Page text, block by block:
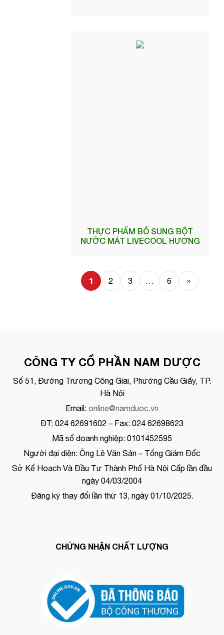
THỰC PHẨM BỔ SUNG BỘT
NƯỚC MÁT LIVECOOL HƯƠNG
1 2 3 … 6 »
CÔNG TY CỔ PHẦN NAM DƯỢC
Số 51, Đường Trương Công Giai, Phường Cầu Giấy, TP.
Hà Nội
Email: online@namduoc.vn
ĐT: 024 62691602 – Fax: 024 62698623
Mã số doanh nghiệp: 0101452595
Người đại diện: Ông Lê Văn Sản – Tổng Giám Đốc
Sở Kế Hoạch Và Đầu Tư Thành Phố Hà Nội Cấp lần đầu
ngày 04/03/2004
Đăng ký thay đổi lần thứ 13, ngày 01/10/2025.
CHỨNG NHẬN CHẤT LƯỢNG